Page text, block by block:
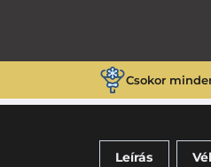
Csokor
Leírás